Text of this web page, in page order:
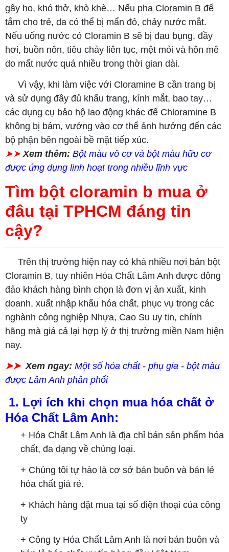
gây ho, khó thở, khò khè… Nếu pha Cloramin B để
tắm cho trẻ, da có thể bị mẩn đỏ, chảy nước mắt.
Nếu uống nước có Cloramin B sẽ bị đau bụng, đầy
hơi, buồn nôn, tiêu chảy liên tục, mệt mỏi và hôn mê
do mất nước quá nhiều trong thời gian dài.
Vì vậy, khi làm việc với Cloramine B cần trang bị
và sử dụng đầy đủ khẩu trang, kính mắt, bao tay…
các dụng cụ bảo hộ lao động khác để Chloramine B
không bị bám, vướng vào cơ thể ảnh hưởng đến các
bộ phận bên ngoài bề mặt tiếp xúc.
➤➤ Xem thêm: Bột màu vô cơ và bột màu hữu cơ
được ứng dụng linh hoạt trong nhiều lĩnh vực
Tìm bột cloramin b mua ở
đâu tại TPHCM đáng tin
cậy?
Trên thị trường hiện nay có khá nhiều nơi bán bột
Cloramin B, tuy nhiên Hóa Chất Lâm Anh được đông
đảo khách hàng bình chọn là đơn vị ản xuất, kinh
doanh, xuất nhập khẩu hóa chất, phục vụ trong các
nghành công nghiệp Nhựa, Cao Su uy tin, chính
hãng mà giá cả lại hợp lý ở thị trường miền Nam hiện
nay.
➤➤ Xem ngay: Một số hóa chất - phụ gia - bột màu
được Lâm Anh phân phối
1. Lợi ích khi chọn mua hóa chất ở
Hóa Chất Lâm Anh:
+ Hóa Chất Lâm Anh là địa chỉ bán sản phẩm hóa
chất, đa dạng về chủng loại.
+ Chúng tôi tự hào là cơ sở bán buôn và bán lẻ
hóa chất giá rẻ.
+ Khách hàng đặt mua tại số điện thoại của công
ty
+ Công ty Hóa Chất Lâm Anh là nơi bán buôn và